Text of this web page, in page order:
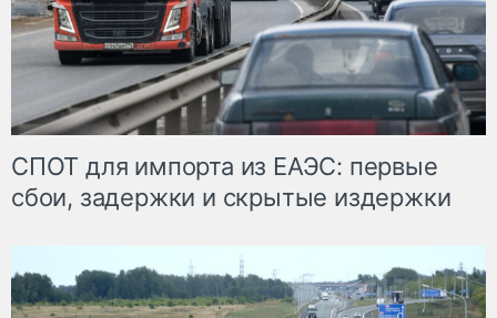
СПОТ для импорта из ЕАЭС: первые
сбои, задержки и скрытые издержки